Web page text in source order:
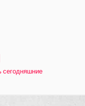
сегодняшние